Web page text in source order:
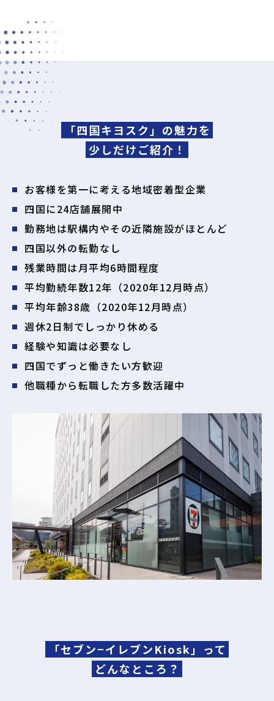
「四国キヨスク」の魅力を
少しだけご紹介！
お客様を第一に考える地域密着型企業
四国に24店舗展開中
勤務地は駅構内やその近隣施設がほとんど
四国以外の転勤なし
残業時間は月平均6時間程度
平均勤続年数12年（2020年12月時点）
平均年齢38歳（2020年12月時点）
週休2日制でしっかり休める
経験や知識は必要なし
四国でずっと働きたい方歓迎
他職種から転職した方多数活躍中
「セブン−イレブンKiosk」って
どんなところ？